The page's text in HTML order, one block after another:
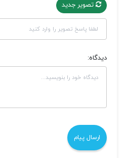
تصویر جدید
دیدگاه: